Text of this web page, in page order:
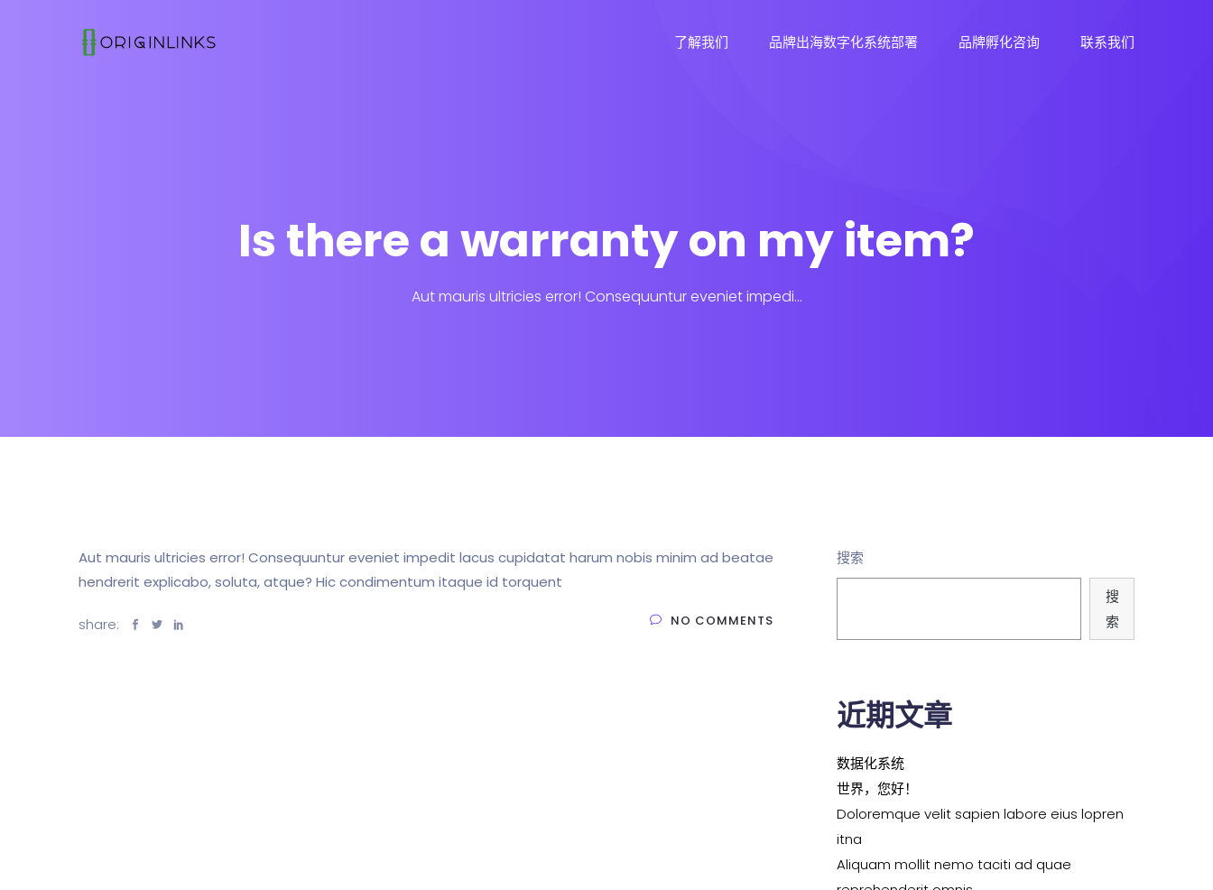
了解我们 品牌出海数字化系统部署 品牌孵化咨询 联系我们
Is there a warranty on my item?
Aut mauris ultricies error! Consequuntur eveniet impedi...
Aut mauris ultricies error! Consequuntur eveniet impedit lacus cupidatat harum nobis minim ad beatae
hendrerit explicabo, soluta, atque? Hic condimentum itaque id torquent
share: NO COMMENTS
搜索
搜
索
近期文章
数据化系统
世界，您好！
Doloremque velit sapien labore eius lopren
itna
Aliquam mollit nemo taciti ad quae